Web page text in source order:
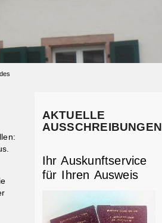
AKTUELLE
AUSSCHREIBUNGEN
Ihr Auskunftservice
für Ihren Ausweis